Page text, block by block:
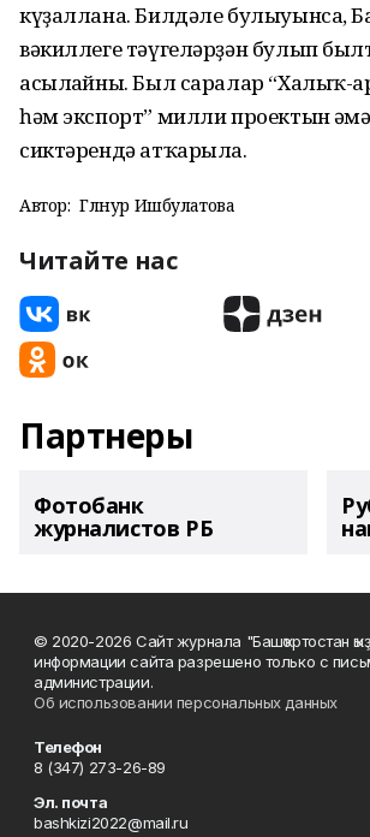
күҙаллана. Билдәле булыуынса,
вәкиллеге тәүгеләрҙән булып
асылғайны. Был саралар “Халыҡ-
һәм экспорт” милли проектын
сиктәрендә атҡарыла.
Автор: Гөлнур Ишбулатова
Читайте нас
Партнеры
Фотобанк
журналистов РБ
© 2020-2026 Сайт журнала "Башҡортостан
информации сайта разрешено только с
администрации.
Об использовании персональных данных
Телефон
8 (347) 273-26-89
Эл. почта
bashkizi2022@mail.ru